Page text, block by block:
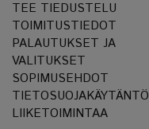
TEE TIEDUSTELU
TOIMITUSTIEDOT
PALAUTUKSET JA
VALITUKSET
SOPIMUSEHDOT
TIETOSUOJAKÄYTÄNTÖ
LIIKETOIMINTAA